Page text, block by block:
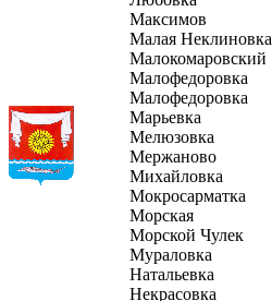
Максимов
Малая Неклиновка
Малокомаровский
Малофедоровка
Малофедоровка
Марьевка
Мелюзовка
Мержаново
Михайловка
Мокросарматка
Морская
Морской Чулек
Мураловка
Натальевка
Некрасовка